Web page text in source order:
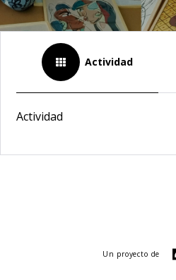
Actividad
Actividad
Un proyecto de